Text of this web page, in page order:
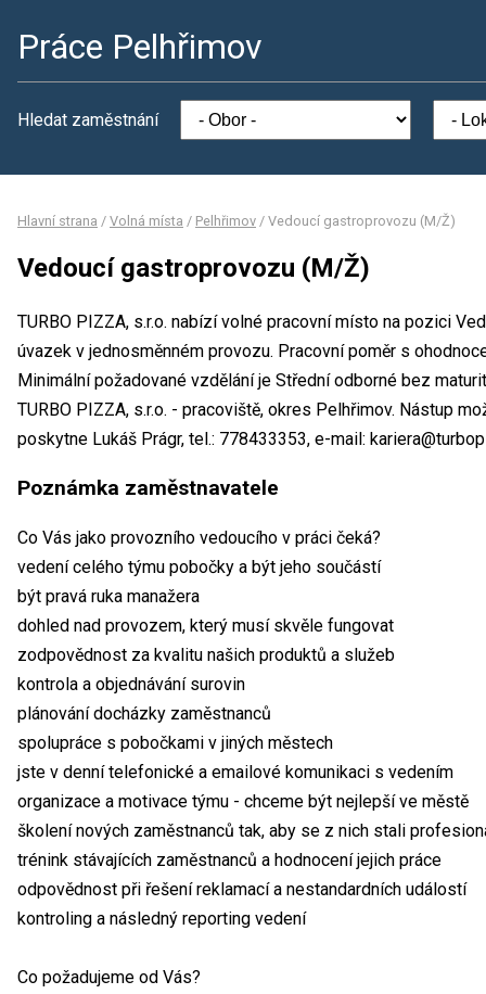
Práce Pelhřimov
Hledat zaměstnání
Hlavní strana / Volná místa / Pelhřimov / Vedoucí gastroprovozu (M/Ž)
Vedoucí gastroprovozu (M/Ž)
TURBO PIZZA, s.r.o. nabízí volné pracovní místo na pozici
úvazek v jednosměnném provozu. Pracovní poměr s
Minimální požadované vzdělání je Střední odborné bez
TURBO PIZZA, s.r.o. - pracoviště, okres Pelhřimov. Nástup
poskytne Lukáš Prágr, tel.: 778433353, e-mail:
Poznámka zaměstnavatele
Co Vás jako provozního vedoucího v práci čeká?
vedení celého týmu pobočky a být jeho součástí
být pravá ruka manažera
dohled nad provozem, který musí skvěle fungovat
zodpovědnost za kvalitu našich produktů a služeb
kontrola a objednávání surovin
plánování docházky zaměstnanců
spolupráce s pobočkami v jiných městech
jste v denní telefonické a emailové komunikaci s vedením
organizace a motivace týmu - chceme být nejlepší ve městě
školení nových zaměstnanců tak, aby se z nich stali
trénink stávajících zaměstnanců a hodnocení jejich práce
odpovědnost při řešení reklamací a nestandardních událostí
kontroling a následný reporting vedení
Co požadujeme od Vás?